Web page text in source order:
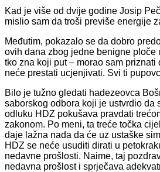
Kad je više od dvije godine Josip
mislio sam da troši previše energije
Međutim, pokazalo se da dobro
ovih dana zbog jedne benigne ploče
tko zna koji put – morao sam
neće prestati ucjenjivati. Svi ti
Bilo je tužno gledati hadezeovca
saborskog odbora koji je ustvrdio da
odluku HDZ pokušava pravdati
zakonom. Po meni, ta treće točka
daje lažna nada da će uz ustaške
HDZ se neće usuditi dirati u
nedavne prošlosti. Naime, taj
nedavna prošlost i sprječava